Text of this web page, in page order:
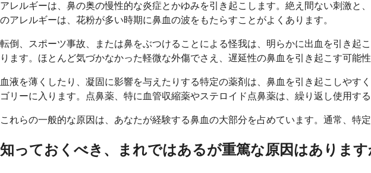
アレルギーは、鼻の奥の慢性的な炎症とかゆみを引き起こします。絶え間ない刺激
のアレルギーは、花粉が多い時期に鼻血の波をもたらすことがよくあります。
転倒、スポーツ事故、または鼻をぶつけることによる怪我は、明らかに出血を引き
ります。ほとんど気づかなかった軽微な外傷でさえ、遅延性の鼻血を引き起こす可能性
血液を薄くしたり、凝固に影響を与えたりする特定の薬剤は、鼻血を引き起こしや
ゴリーに入ります。点鼻薬、特に血管収縮薬やステロイド点鼻薬は、繰り返し使用す
これらの一般的な原因は、あなたが経験する鼻血の大部分を占めています。通常、特
知っておくべき、まれではあるが重篤な原因はあります